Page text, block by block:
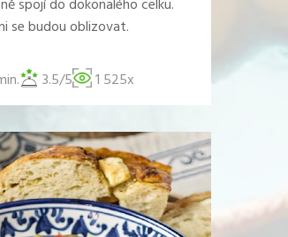
spojí do dokonalého celku.
se budou oblizovat.
3.5/5 1 525x